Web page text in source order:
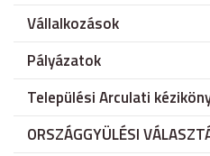
Vállalkozások
Pályázatok
Települési Arculati
ORSZÁGGYÜLÉSI